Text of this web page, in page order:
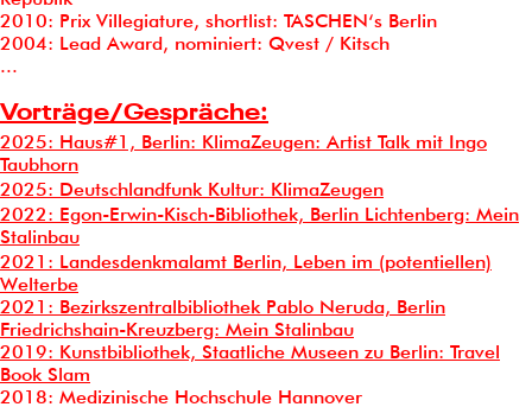
2010: Prix Villegiature, shortlist: TASCHEN‘s Berlin
2004: Lead Award, nominiert: Qvest / Kitsch
...
Vorträge/Gespräche:
2025: Haus#1, Berlin: KlimaZeugen: Artist Talk mit Ingo
Taubhorn
2025: Deutschlandfunk Kultur: KlimaZeugen
2022: Egon-Erwin-Kisch-Bibliothek, Berlin Lichtenberg: Mein
Stalinbau
2021: Landesdenkmalamt Berlin, Leben im (potentiellen)
Welterbe
2021: Bezirkszentralbibliothek Pablo Neruda, Berlin
Friedrichshain-Kreuzberg: Mein Stalinbau
2019: Kunstbibliothek, Staatliche Museen zu Berlin: Travel
Book Slam
2018: Medizinische Hochschule Hannover